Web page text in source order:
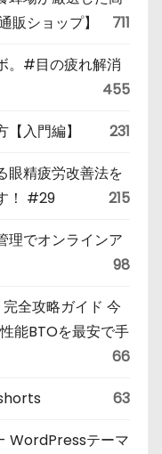
販ショップ】
711
。#目の疲れ解消
455
入門編】 231
眼精疲労改善法を
！ #29
215
理でオンラインア
98
全攻略ガイド 今
能BTOを最安で手
66
63
WordPressテーマ